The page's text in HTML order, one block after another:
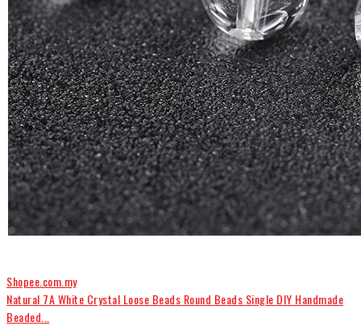
Shopee.com.my
Natural 7A White Crystal Loose Beads Round Beads Single DIY Handmade
Beaded...